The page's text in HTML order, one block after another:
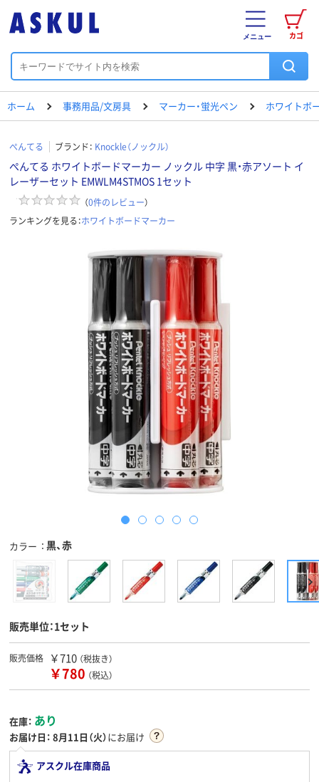
カゴ
メニュー
ホーム 事務用品/文房具 マーカー・蛍光ペン ホワイトボ
ぺんてる ブランド： Knockle（ノックル）
ぺんてる ホワイトボードマーカー ノックル 中字 黒・赤アソート イ
レーザーセット EMWLM4STMOS 1セット
（0件のレビュー）
ランキングを見る：ホワイトボードマーカー
カラー 黒、赤
販売単位：1セット
販売価格 ￥710 （税抜き）
￥780 （税込）
在庫： あり
お届け日： 8月11日（火）にお届け
アスクル在庫商品